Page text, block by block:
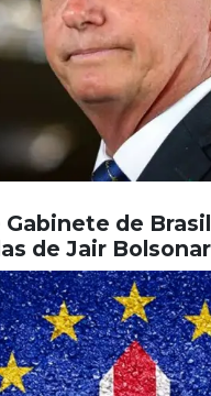
Gabinete de
de Jair